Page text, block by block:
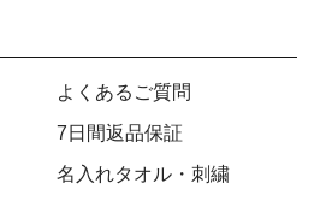
よくあるご質問
7日間返品保証
名入れタオル・刺繍